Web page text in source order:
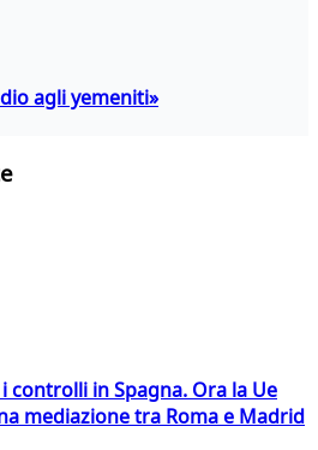
agli yemeniti»
controlli in Spagna. Ora la Ue
mediazione tra Roma e Madrid